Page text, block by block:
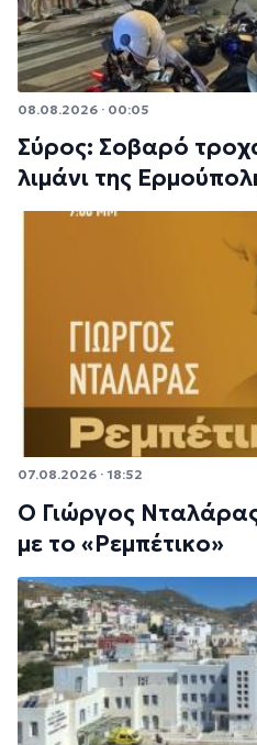
08.08.2026 · 00:05
Σύρος: Σοβαρό
λιμάνι της
07.08.2026 · 18:52
Ο Γιώργος
με το «Ρεμπέτικο»